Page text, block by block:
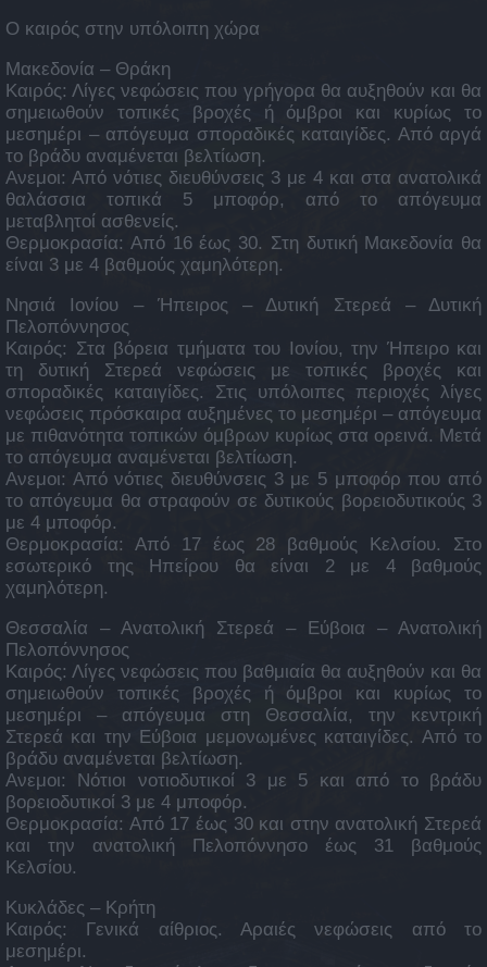
Ο καιρός στην υπόλοιπη χώρα
Μακεδονία – Θράκη
Καιρός: Λίγες νεφώσεις που γρήγορα θα αυξηθούν και θα
σημειωθούν τοπικές βροχές ή όμβροι και κυρίως το
μεσημέρι – απόγευμα σποραδικές καταιγίδες. Από αργά
το βράδυ αναμένεται βελτίωση.
Ανεμοι: Από νότιες διευθύνσεις 3 με 4 και στα ανατολικά
θαλάσσια τοπικά 5 μποφόρ, από το απόγευμα
μεταβλητοί ασθενείς.
Θερμοκρασία: Από 16 έως 30. Στη δυτική Μακεδονία θα
είναι 3 με 4 βαθμούς χαμηλότερη.
Νησιά Ιονίου – Ήπειρος – Δυτική Στερεά – Δυτική
Πελοπόννησος
Καιρός: Στα βόρεια τμήματα του Ιονίου, την Ήπειρο και
τη δυτική Στερεά νεφώσεις με τοπικές βροχές και
σποραδικές καταιγίδες. Στις υπόλοιπες περιοχές λίγες
νεφώσεις πρόσκαιρα αυξημένες το μεσημέρι – απόγευμα
με πιθανότητα τοπικών όμβρων κυρίως στα ορεινά. Μετά
το απόγευμα αναμένεται βελτίωση.
Ανεμοι: Από νότιες διευθύνσεις 3 με 5 μποφόρ που από
το απόγευμα θα στραφούν σε δυτικούς βορειοδυτικούς 3
με 4 μποφόρ.
Θερμοκρασία: Από 17 έως 28 βαθμούς Κελσίου. Στο
εσωτερικό της Ηπείρου θα είναι 2 με 4 βαθμούς
χαμηλότερη.
Θεσσαλία – Ανατολική Στερεά – Εύβοια – Ανατολική
Πελοπόννησος
Καιρός: Λίγες νεφώσεις που βαθμιαία θα αυξηθούν και θα
σημειωθούν τοπικές βροχές ή όμβροι και κυρίως το
μεσημέρι – απόγευμα στη Θεσσαλία, την κεντρική
Στερεά και την Εύβοια μεμονωμένες καταιγίδες. Από το
βράδυ αναμένεται βελτίωση.
Ανεμοι: Νότιοι νοτιοδυτικοί 3 με 5 και από το βράδυ
βορειοδυτικοί 3 με 4 μποφόρ.
Θερμοκρασία: Από 17 έως 30 και στην ανατολική Στερεά
και την ανατολική Πελοπόννησο έως 31 βαθμούς
Κελσίου.
Κυκλάδες – Κρήτη
Καιρός: Γενικά αίθριος. Αραιές νεφώσεις από το
μεσημέρι.